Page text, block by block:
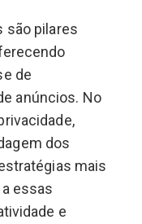
são pilares
de
anúncios. No
dos
mais
essas
e